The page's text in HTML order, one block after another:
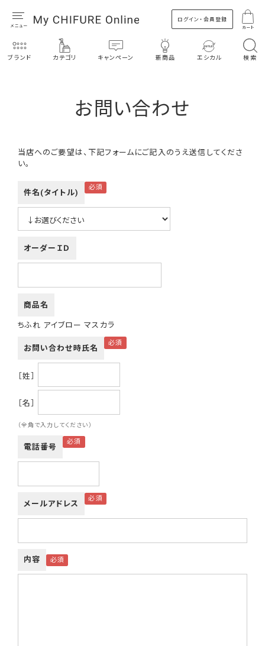
ログイン・会員登録
カート
ブランド カテゴリ キャンペーン 新商品 エシカル 検索
お問い合わせ
当店へのご要望は、下記フォームにご記入のうえ送信してくださ
い。
件名(タイトル)
オーダーＩＤ
商品名
ちふれ アイブロー マスカラ
お問い合わせ時氏名
［姓］
［名］
（全角で入力してください）
電話番号
メールアドレス
内容